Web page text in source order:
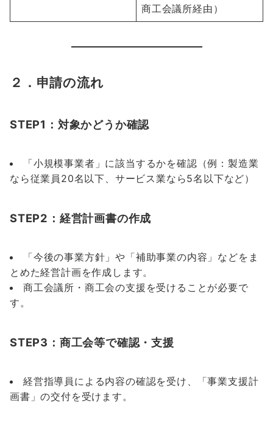
商工会議所経由）
２．申請の流れ
STEP1：対象かどうか確認
「小規模事業者」に該当するかを確認（例：製造業
なら従業員20名以下、サービス業なら5名以下など）
STEP2：経営計画書の作成
「今後の事業方針」や「補助事業の内容」などをま
とめた経営計画を作成します。
商工会議所・商工会の支援を受けることが必要で
す。
STEP3：商工会等で確認・支援
経営指導員による内容の確認を受け、「事業支援計
画書」の交付を受けます。